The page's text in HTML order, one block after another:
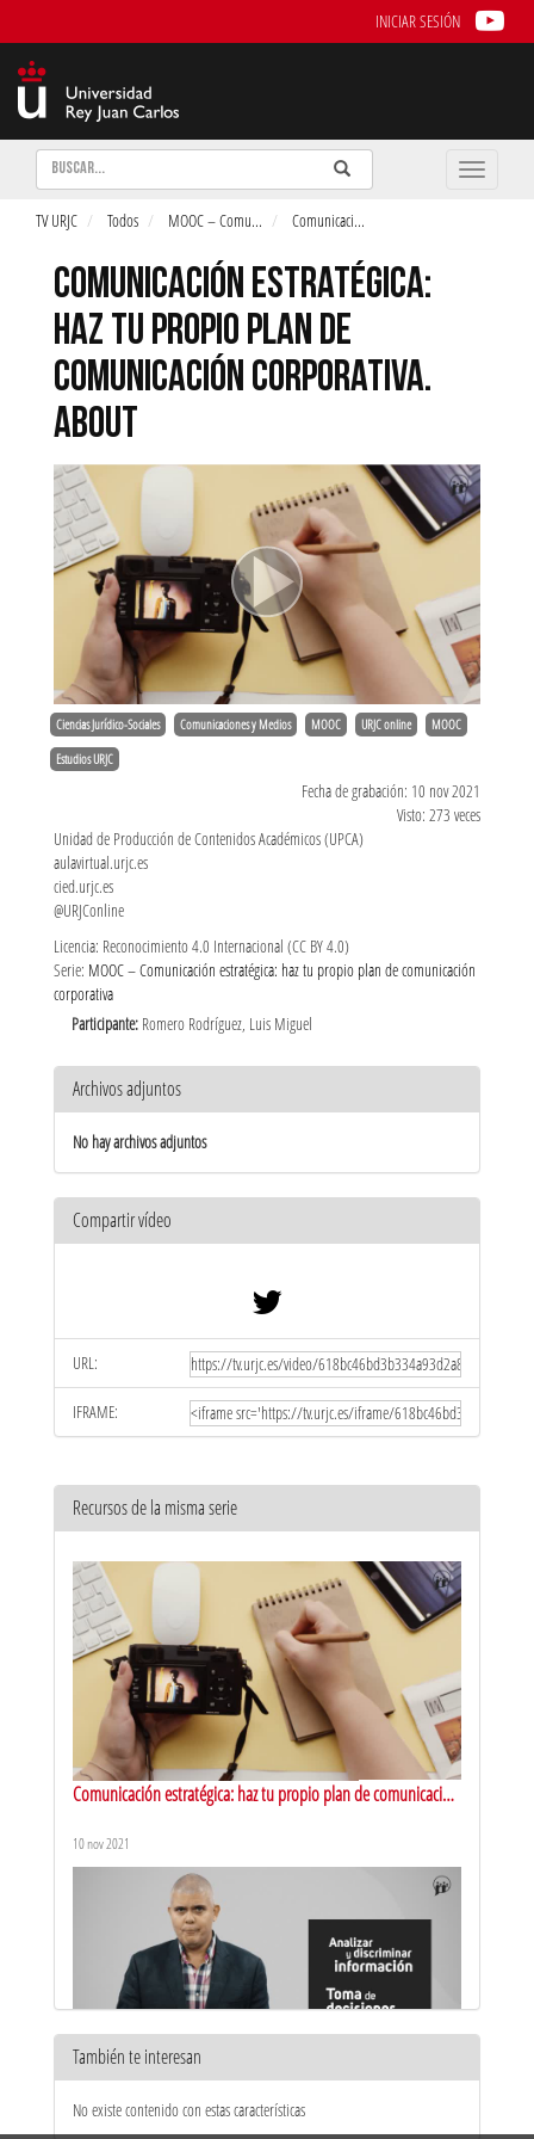
INICIAR SESIÓN
Buscar Enviar
Buscar
Toggle
TV URJC Todos MOOC – Comu... Comunicaci...
COMUNICACIÓN ESTRATÉGICA:
HAZ TU PROPIO PLAN DE
COMUNICACIÓN CORPORATIVA.
ABOUT
Ciencias Jurídico-Sociales Comunicaciones y Medios MOOC URJC online MOOC
Estudios URJC
Fecha de grabación: 10 nov 2021
Visto: 273 veces
Unidad de Producción de Contenidos Académicos (UPCA)
aulavirtual.urjc.es
cied.urjc.es
@URJConline
Licencia: Reconocimiento 4.0 Internacional (CC BY 4.0)
Serie: MOOC – Comunicación estratégica: haz tu propio plan de comunicación
corporativa
Participante: Romero Rodríguez, Luis Miguel
Archivos adjuntos
No hay archivos adjuntos
Compartir vídeo
URL:
IFRAME:
Recursos de la misma serie
Comunicación estratégica: haz tu propio plan de comunicación
10 nov 2021
Bienvenida
También te interesan
No existe contenido con estas características